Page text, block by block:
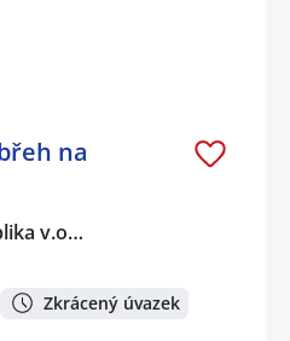
na
v.o…
Zkrácený úvazek